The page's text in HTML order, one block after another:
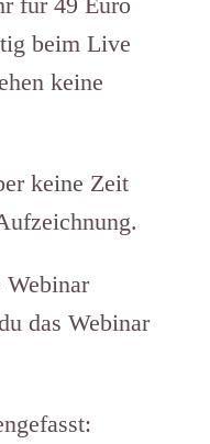
beim Live
keine
keine Zeit
Webinar
das Webinar